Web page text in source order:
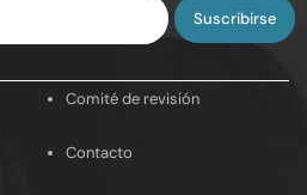
Comité de revisión
Contacto